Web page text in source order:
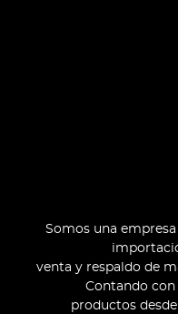
Somos una
venta y respaldo de
Contando
productos